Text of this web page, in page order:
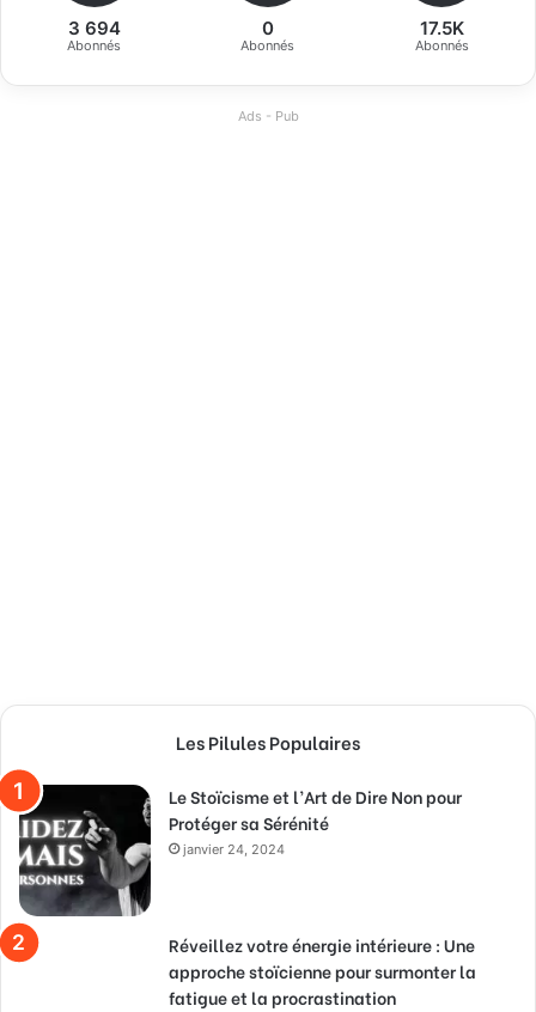
3 694
Abonnés
0
Abonnés
17.5K
Abonnés
Ads - Pub
Les Pilules Populaires
Le Stoïcisme et l’Art de Dire Non pour
Protéger sa Sérénité
janvier 24, 2024
Réveillez votre énergie intérieure : Une
approche stoïcienne pour surmonter la
fatigue et la procrastination